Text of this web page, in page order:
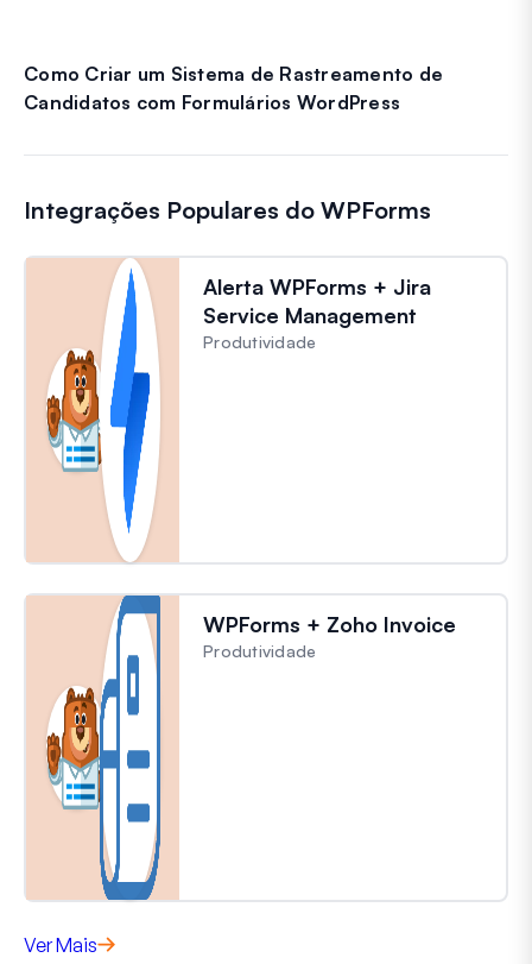
Como Criar um Sistema de Rastreamento de
Candidatos com Formulários WordPress
Integrações Populares do WPForms
Alerta WPForms + Jira
Service Management
Produtividade
WPForms + Zoho Invoice
Produtividade
Ver Mais